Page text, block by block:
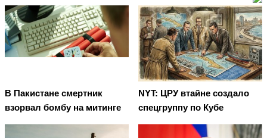
В Пакистане смертник
взорвал бомбу на митинге
NYT: ЦРУ втайне создало
спецгруппу по Кубе